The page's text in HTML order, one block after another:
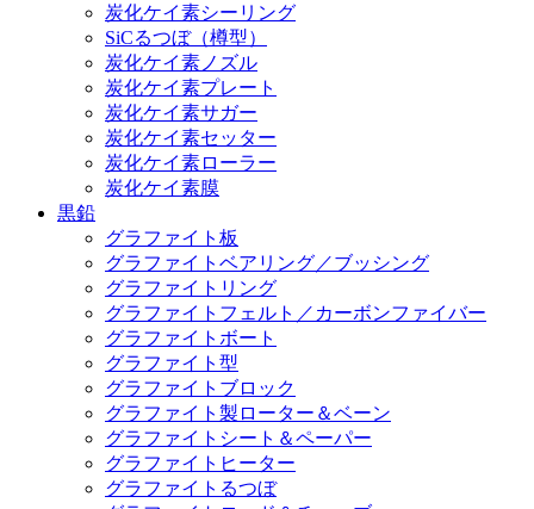
炭化ケイ素シーリング
SiCるつぼ（樽型）
炭化ケイ素ノズル
炭化ケイ素プレート
炭化ケイ素サガー
炭化ケイ素セッター
炭化ケイ素ローラー
炭化ケイ素膜
黒鉛
グラファイト板
グラファイトベアリング／ブッシング
グラファイトリング
グラファイトフェルト／カーボンファイバー
グラファイトボート
グラファイト型
グラファイトブロック
グラファイト製ローター＆ベーン
グラファイトシート＆ペーパー
グラファイトヒーター
グラファイトるつぼ